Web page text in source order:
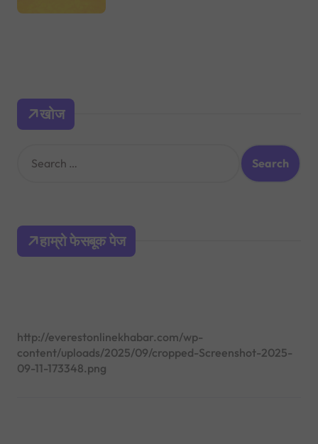
खोज
h
o
हाम्रो फेसबूक पेज
http://everestonlinekhabar.com/wp-
content/uploads/2025/09/cropped-Screenshot-2025-
09-11-173348.png